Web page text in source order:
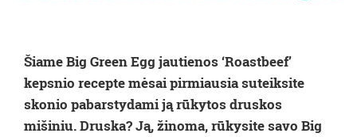
Šiame Big Green Egg jautienos ‘Roastbeef’
kepsnio recepte mėsai pirmiausia suteiksite
skonio pabarstydami ją rūkytos druskos
mišiniu. Druska? Ją, žinoma, rūkysite savo Big